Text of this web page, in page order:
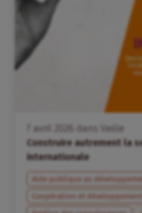
avril dans
Veille
Construire autrement la
internationale
Aide publique au
Coopération et développement